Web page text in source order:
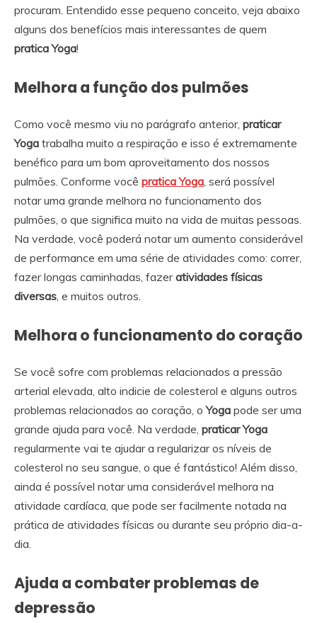
procuram. Entendido esse pequeno conceito, veja abaixo
alguns dos benefícios mais interessantes de quem
pratica Yoga!
Melhora a função dos pulmões
Como você mesmo viu no parágrafo anterior, praticar
Yoga trabalha muito a respiração e isso é extremamente
benéfico para um bom aproveitamento dos nossos
pulmões. Conforme você pratica Yoga, será possível
notar uma grande melhora no funcionamento dos
pulmões, o que significa muito na vida de muitas pessoas.
Na verdade, você poderá notar um aumento considerável
de performance em uma série de atividades como: correr,
fazer longas caminhadas, fazeratividades físicas
diversas, e muitos outros.
Melhora o funcionamento do coração
Se você sofre com problemas relacionados a pressão
arterial elevada, alto indicie de colesterol e alguns outros
problemas relacionados ao coração, oYoga pode ser uma
grande ajuda para você. Na verdade, praticar Yoga
regularmente vai te ajudar a regularizar os níveis de
colesterol no seu sangue, o que é fantástico! Além disso,
ainda é possível notar uma considerável melhora na
atividade cardíaca, que pode ser facilmente notada na
prática de atividades físicas ou durante seu próprio dia-a-
dia.
Ajuda a combater problemas de
depressão